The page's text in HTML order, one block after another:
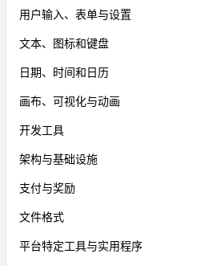
用户输入、表单与设置
文本、图标和键盘
日期、时间和日历
画布、可视化与动画
开发工具
架构与基础设施
支付与奖励
文件格式
平台特定工具与实用程序